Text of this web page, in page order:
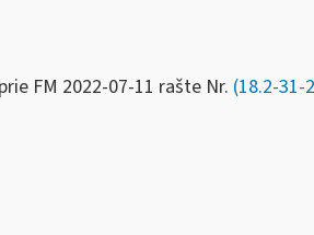
FM 2022-07-11 rašte Nr. (18.2-31-